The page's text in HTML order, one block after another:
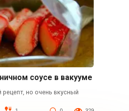
соусе в вакууме
но очень вкусный